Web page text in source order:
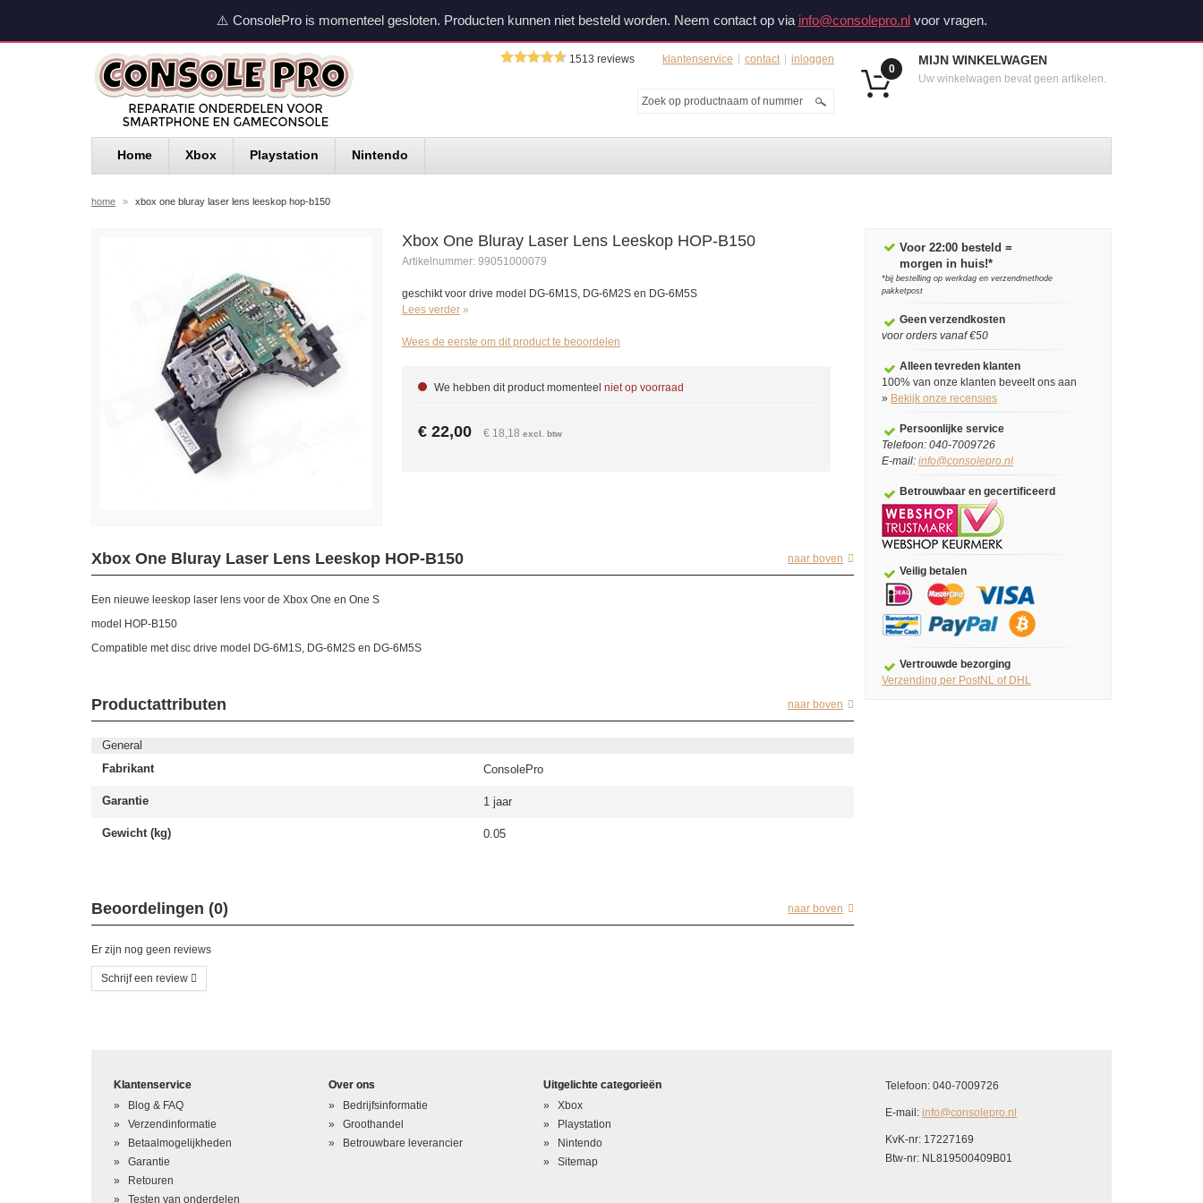
⚠️ ConsolePro is momenteel gesloten. Producten kunnen niet besteld worden. Neem contact op via info@consolepro.nlvoor vragen.
klantenservice contact inloggen
1513 reviews
0
MIJN WINKELWAGEN
Uw winkelwagen bevat geen artikelen.
Home Xbox Playstation Nintendo
home » xbox one bluray laser lens leeskop hop-b150
Xbox One Bluray Laser Lens Leeskop HOP-B150
Artikelnummer: 99051000079
geschikt voor drive model DG-6M1S, DG-6M2S en DG-6M5S
Lees verder
Wees de eerste om dit product te beoordelen
We hebben dit product momenteel niet op voorraad
€ 22,00 € 18,18 excl. btw
naar boven
Xbox One Bluray Laser Lens Leeskop HOP-B150
Een nieuwe leeskop laser lens voor de Xbox One en One S
model HOP-B150
Compatible met disc drive model DG-6M1S, DG-6M2S en DG-6M5S
naar boven
Productattributen
General
Fabrikant
ConsolePro
Garantie 1 jaar
Gewicht (kg) 0.05
naar boven
Beoordelingen (0)
Er zijn nog geen reviews
Schrijf een review
Hoe waardeert u dit product?
Waardering
*
Uw naam
Voor 22:00 besteld =
morgen in huis!*
*bij bestelling op werkdag en verzendmethode
pakketpost
Geen verzendkosten
voor orders vanaf €50
Alleen tevreden klanten
100% van onze klanten beveelt ons aan
» Bekijk onze recensies
Persoonlijke service
Telefoon: 040-7009726
E-mail: info@consolepro.nl
Betrouwbaar en gecertificeerd
Veilig betalen
Vertrouwde bezorging
Verzending per PostNL of DHL
Telefoon: 040-7009726
E-mail: info@consolepro.nl
KvK-nr: 17227169
Btw-nr: NL819500409B01
Klantenservice
Blog & FAQ
Verzendinformatie
Betaalmogelijkheden
Garantie
Retouren
Testen van onderdelen
Over ons
Bedrijfsinformatie
Groothandel
Betrouwbare leverancier
Uitgelichte categorieën
Xbox
Playstation
Nintendo
Sitemap